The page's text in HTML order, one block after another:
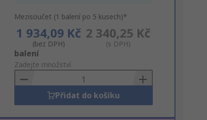
Mezisoučet (1 balení po 5 kusech)*
1 934,09 Kč
(bez DPH)
2 340,25 Kč
(s DPH)
Add
to
Basket
balení
Zadejte množství
Přidat do košíku